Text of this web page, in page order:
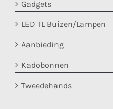
Gadgets
LED TL Buizen/Lampen
Aanbieding
Kadobonnen
Tweedehands